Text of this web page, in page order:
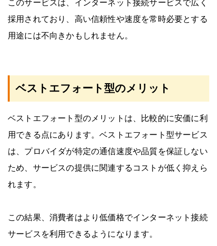
このサービスは、インターネット接続サービスで広く
採用されており、高い信頼性や速度を常時必要とする
用途には不向きかもしれません。
ベストエフォート型のメリット
ベストエフォート型のメリットは、比較的に安価に利
用できる点にあります。ベストエフォート型サービス
は、プロバイダが特定の通信速度や品質を保証しない
ため、サービスの提供に関連するコストが低く抑えら
れます。
この結果、消費者はより低価格でインターネット接続
サービスを利用できるようになります。